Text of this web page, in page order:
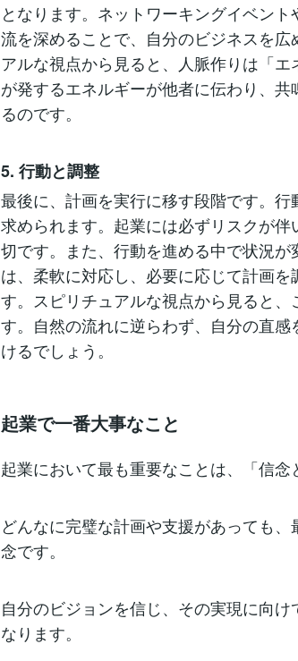
となります。ネットワーキングイベン
流を深めることで、自分のビジネスを
アルな視点から見ると、人脈作りは「
が発するエネルギーが他者に伝わり、
るのです。
5. 行動と調整
最後に、計画を実行に移す段階です。
求められます。起業には必ずリスクが
切です。また、行動を進める中で状況
は、柔軟に対応し、必要に応じて計画
す。スピリチュアルな視点から見ると
す。自然の流れに逆らわず、自分の直
けるでしょう。
起業で一番大事なこと
起業において最も重要なことは、「信念
どんなに完璧な計画や支援があっても
念です。
自分のビジョンを信じ、その実現に向
なります。